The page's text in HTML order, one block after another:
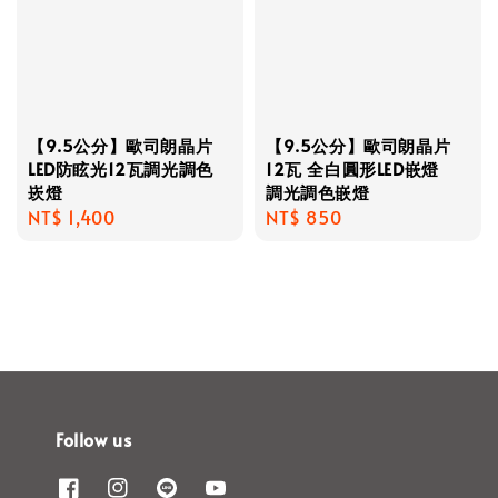
【9.5公分】歐司朗晶片
LED防眩光12瓦調光調色
崁燈
Regular
NT$ 1,400
【9.5公分】歐司朗晶片
12瓦 全白圓形LED嵌燈
調光調色嵌燈
Regular
NT$ 850
Follow us